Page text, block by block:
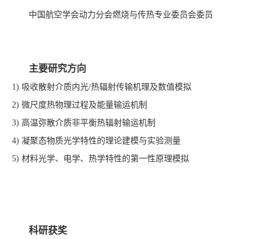
中国航空学会动力分会燃烧与传热专业委员会委员
主要研究方向
1) 吸收散射介质内光/热辐射传输机理及数值模拟
2) 微尺度热物理过程及能量输运机制
3) 高温弥散介质非平衡热辐射输运机制
4) 凝聚态物质光学特性的理论建模与实验测量
5) 材料光学、电学、热学特性的第一性原理模拟
科研获奖